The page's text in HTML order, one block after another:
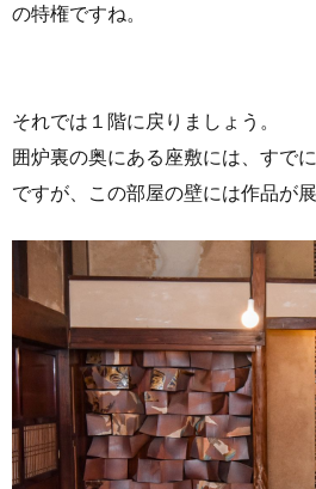
の特権ですね。
それでは１階に戻りましょう。
囲炉裏の奥にある座敷には、すで
ですが、この部屋の壁には作品が